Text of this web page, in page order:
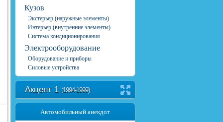
Кузов
Экстерьер (наружные элементы)
Интерьер (внутренние элементы)
Система кондиционирования
Электрооборудование
Оборудование и приборы
Силовые устройства
Акцент 1 (1994-1999)
Автомобильный анекдот